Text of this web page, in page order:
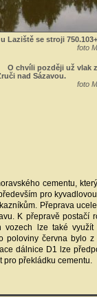
Laziště se stroji
foto
O chvíli později už vlak
nad Sázavou.
foto
cementu,
pro
Přeprava
K přepravě postačí
vozech lze také
poloviny června bylo
dálnice D1 lze
pro překládku cementu.